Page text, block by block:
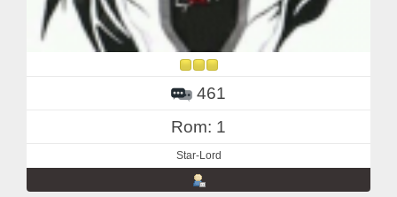
461
Rom: 1
Star-Lord